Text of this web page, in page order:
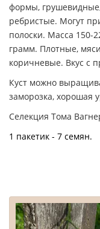
формы, грушевидные,
ребристые. Могут
полоски. Масса 150-
грамм. Плотные,
коричневые. Вкус с
Куст можно
заморозка, хорошая
Селекция Тома
1 пакетик - 7 семян.